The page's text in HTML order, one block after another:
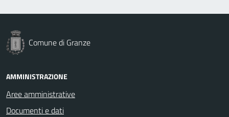
Comune di Granze
AMMINISTRAZIONE
Aree amministrative
Documenti e dati